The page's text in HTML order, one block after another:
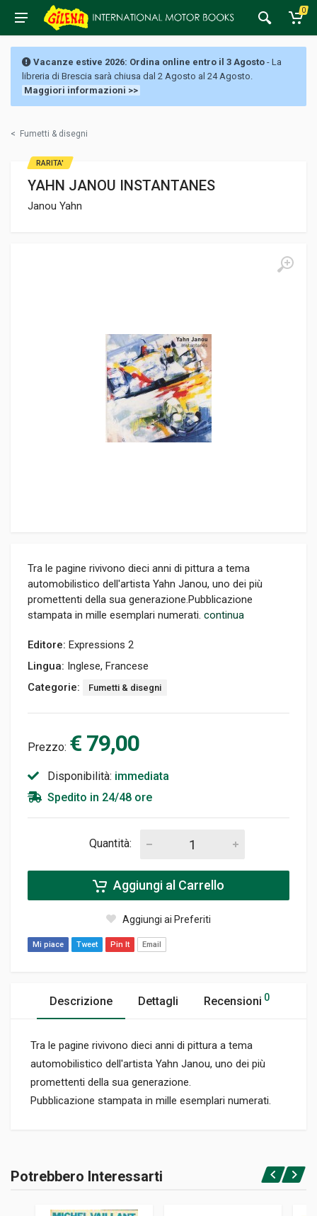
0
Vacanze estive 2026: Ordina online entro il 3 Agosto - La
libreria di Brescia sarà chiusa dal 2 Agosto al 24 Agosto.
Maggiori informazioni >>
< Fumetti & disegni
YAHN JANOU INSTANTANES
Janou Yahn
Tra le pagine rivivono dieci anni di pittura a tema
automobilistico dell'artista Yahn Janou, uno dei più
promettenti della sua generazione.Pubblicazione
stampata in mille esemplari numerati. continua
Editore: Expressions 2
Lingua: Inglese, Francese
Categorie:
Fumetti & disegni
RARITA'
Prezzo: € 79,00
Disponibilità: immediata
Spedito in 24/48 ore
Quantità:
Aggiungi al Carrello
Aggiungi ai Preferiti
Mi piace Tweet Pin It Email
Descrizione Dettagli Recensioni 0
Tra le pagine rivivono dieci anni di pittura a tema
automobilistico dell'artista Yahn Janou, uno dei più
promettenti della sua generazione.
Pubblicazione stampata in mille esemplari numerati.
Rilegato
Accedi o registrati
Potrebbero Interessarti